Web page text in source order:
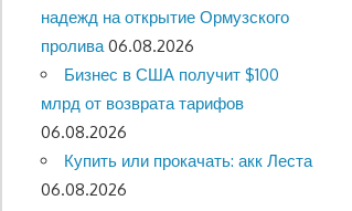
надежд на открытие Ормузского
пролива 06.08.2026
Бизнес в США получит $100
млрд от возврата тарифов
06.08.2026
Купить или прокачать: акк Леста
06.08.2026